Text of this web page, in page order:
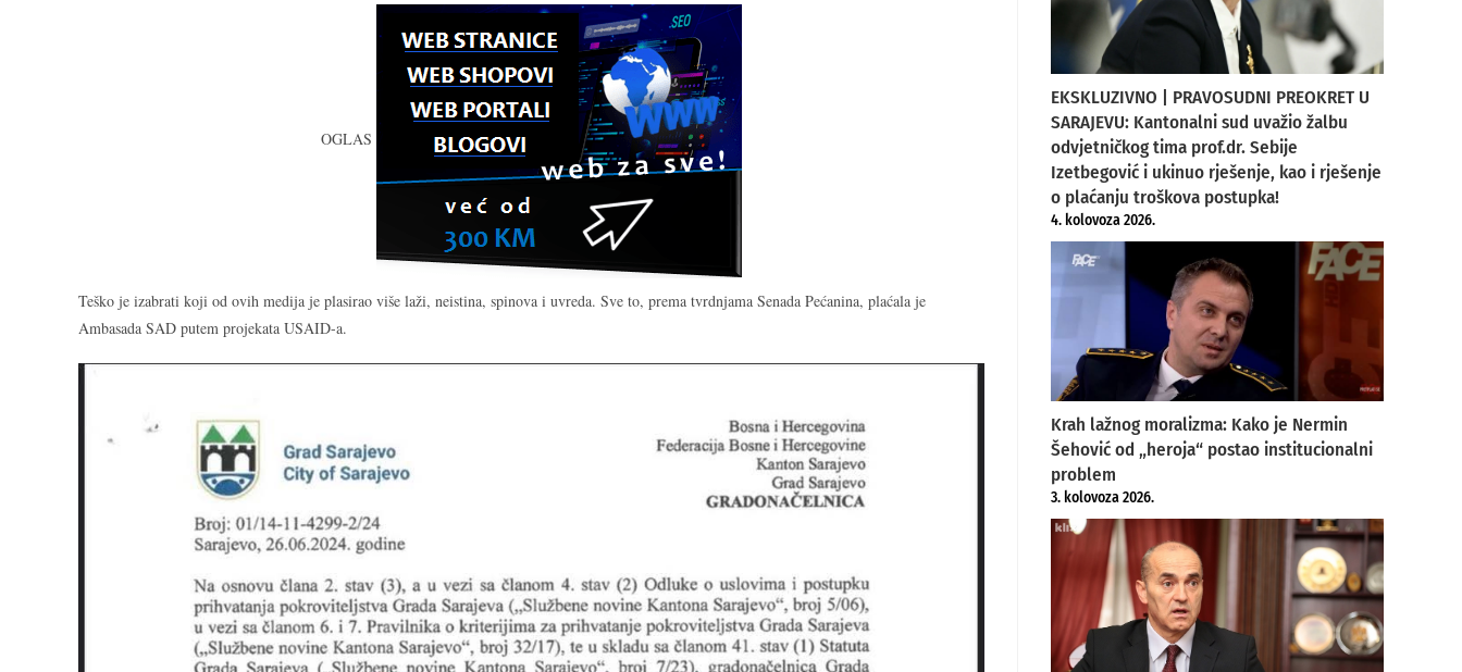
OGLAS
Teško je izabrati koji od ovih medija je plasirao više laži, neistina, spinova i uvreda. Sve to, prema tvrdnjama Senada Pećanina, plaćala je
Ambasada SAD putem projekata USAID-a.
EKSKLUZIVNO | PRAVOSUDNI PREOKRET U
SARAJEVU: Kantonalni sud uvažio žalbu
odvjetničkog tima prof.dr. Sebije
Izetbegović i ukinuo rješenje, kao i rješenje
o plaćanju troškova postupka!
4. kolovoza 2026.
Krah lažnog moralizma: Kako je Nermin
Šehović od „heroja“ postao institucionalni
problem
3. kolovoza 2026.